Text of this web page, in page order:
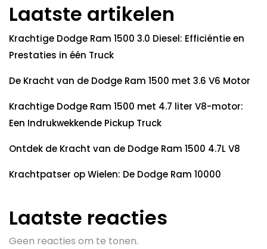
Laatste artikelen
Krachtige Dodge Ram 1500 3.0 Diesel: Efficiëntie en
Prestaties in één Truck
De Kracht van de Dodge Ram 1500 met 3.6 V6 Motor
Krachtige Dodge Ram 1500 met 4.7 liter V8-motor:
Een Indrukwekkende Pickup Truck
Ontdek de Kracht van de Dodge Ram 1500 4.7L V8
Krachtpatser op Wielen: De Dodge Ram 10000
Laatste reacties
Geen reacties om te tonen.